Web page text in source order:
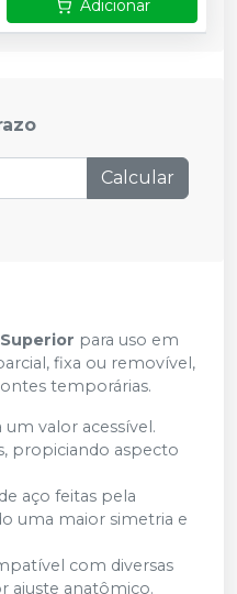
Adicionar
Calcular
para uso em
fixa ou removível,
temporárias.
um valor acessível.
propiciando aspecto
aço feitas pela
uma maior simetria e
com diversas
ajuste anatômico.